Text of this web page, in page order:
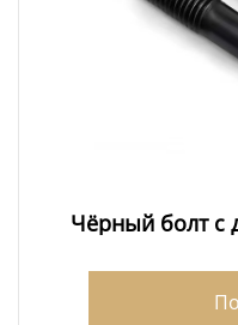
Чёрный болт с